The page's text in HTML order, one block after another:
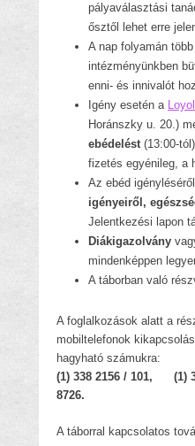
pályaválasztási
ősztől lehet erre
A nap folyamán
intézményünkben
enni- és innivalót
Igény esetén a
Horánszky u. 20.)
ebédelést (13:00-
fizetés egyénileg, a
Az ebéd
igényeiről,
Jelentkezési lapon
Diákigazolvány
mindenképpen
A táborban való
A foglalkozások alatt a
mobiltelefonok
hagyható számukra:
(1) 338 2156 / 101, (1)
8726.
A táborral kapcsolatos